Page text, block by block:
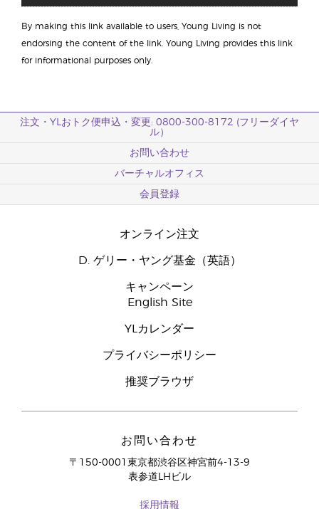
By making this link available to users, Young Living is not
endorsing the content of the link. Young Living provides this link
for informational purposes only.
注文・YLおトク便申込・変更: 0800-300-8172 (フリーダイヤ
ル）
お問い合わせ
バーチャルオフィス
会員登録
オンライン注文
D. ゲリー・ヤング基金（英語）
キャンペーン
English Site
YLカレンダー
プライバシーポリシー
推奨ブラウザ
お問い合わせ
〒150-0001東京都渋谷区神宮前4-13-9
表参道LHビル
採用情報